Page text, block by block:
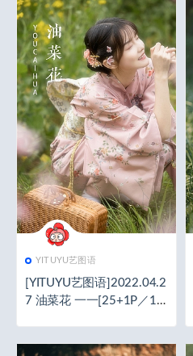
YITUYU艺图语
[YITUYU艺图语]2022.04.2
7 油菜花 一一[25+1P／11